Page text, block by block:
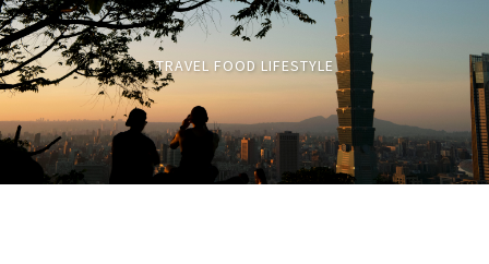
TRAVEL FOOD LIFESTYLE